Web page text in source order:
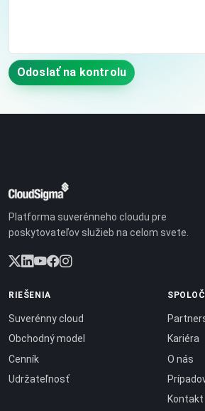
Odoslať na kontrolu
Platforma suverénneho cloudu pre
poskytovateľov služieb na celom svete.
RIEŠENIA
Suverénny cloud
Obchodný model
Cenník
Udržateľnosť
Kariéra
O nás
Kontakt